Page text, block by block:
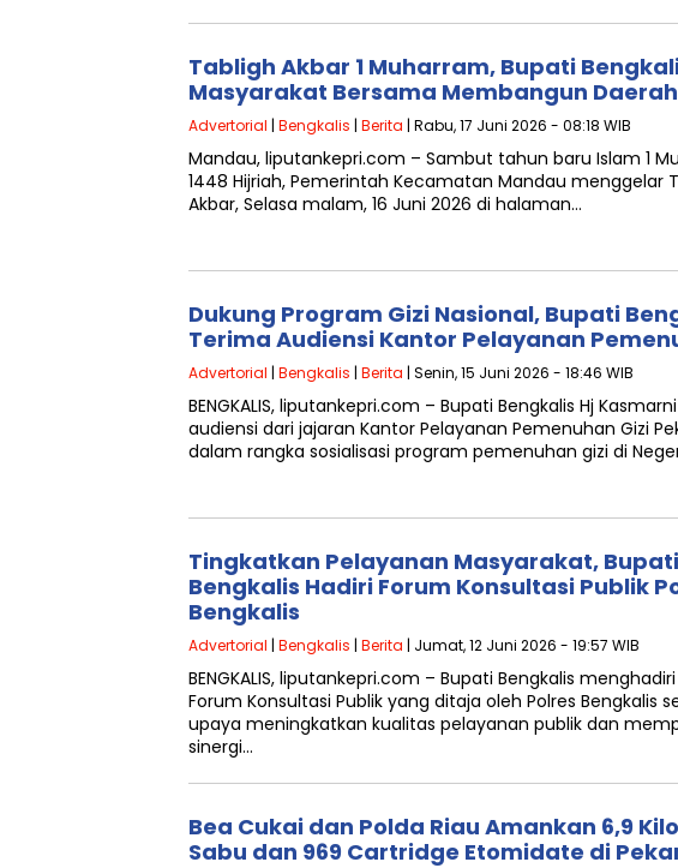
Tabligh Akbar 1 Muharram, Bupati
Masyarakat Bersama Membangun Daerah
Advertorial | Bengkalis | Berita | Rabu, 17 Juni 2026 - 08:18 WIB
Mandau, liputankepri.com – Sambut tahun baru Islam 1
1448 Hijriah, Pemerintah Kecamatan Mandau menggelar
Akbar, Selasa malam, 16 Juni 2026 di halaman…
Dukung Program Gizi Nasional, Bupati
Terima Audiensi Kantor Pelayanan
Advertorial | Bengkalis | Berita | Senin, 15 Juni 2026 - 18:46 WIB
BENGKALIS, liputankepri.com – Bupati Bengkalis Hj
audiensi dari jajaran Kantor Pelayanan Pemenuhan Gizi
dalam rangka sosialisasi program pemenuhan gizi di
Tingkatkan Pelayanan Masyarakat, Bupati
Bengkalis Hadiri Forum Konsultasi Publik
Bengkalis
Advertorial | Bengkalis | Berita | Jumat, 12 Juni 2026 - 19:57 WIB
BENGKALIS, liputankepri.com – Bupati Bengkalis
Forum Konsultasi Publik yang ditaja oleh Polres Bengkalis
upaya meningkatkan kualitas pelayanan publik dan
sinergi…
Bea Cukai dan Polda Riau Amankan 6,9
Sabu dan 969 Cartridge Etomidate di